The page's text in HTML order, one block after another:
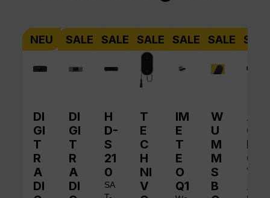
NEU
DI
GI
T
R
A
DI
SALE
DI
GI
T
R
A
DI
SALE
H
D-
S
21
0
SA
SALE
T
E
C
H
NI
V
SALE
IM
E
T
E
O
Q1
SALE
W
U
M
M
S
B
A
QI
N
O
V
A